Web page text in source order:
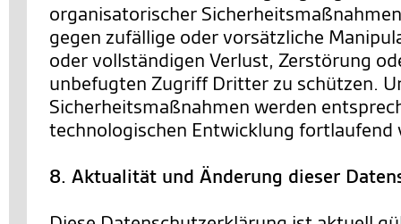
organisatorischer
gegen zufällige oder vorsätzliche
oder vollständigen Verlust, Zerstörung
unbefugten Zugriff Dritter zu schützen.
Sicherheitsmaßnahmen werden
technologischen Entwicklung fortlaufend
8. Aktualität und Änderung dieser